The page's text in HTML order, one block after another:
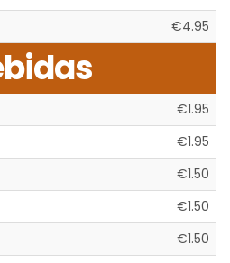
€4.95
€1.95
€1.95
€1.50
€1.50
€1.50